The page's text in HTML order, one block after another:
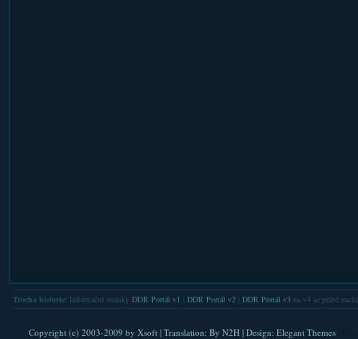
Trocha historie: Informační stránky DDR Portál v1 DDR Portál v2| DDR Portál v3na v4 se právě
Copyright (c) 2003-2009 by Xsoft| Translation: By N2H| Design: Elegant Themes